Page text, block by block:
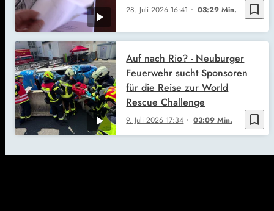
bookmark_border
28. Juli 2026 16:41 03:29 Min.
bookmark_border
9. Juli 2026 17:34 03:09 Min.
Auf nach Rio? - Neuburger
Feuerwehr sucht Sponsoren
für die Reise zur World
Rescue Challenge